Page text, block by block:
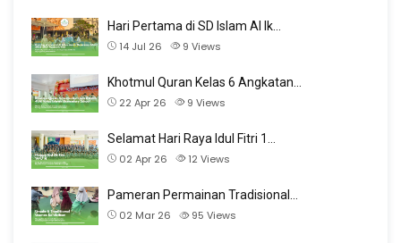
Hari Pertama di SD Islam Al Ik…
14 Jul 26
9 Views
Khotmul Quran Kelas 6 Angkatan…
22 Apr 26
9 Views
Selamat Hari Raya Idul Fitri 1…
02 Apr 26
12 Views
Pameran Permainan Tradisional…
02 Mar 26
95 Views